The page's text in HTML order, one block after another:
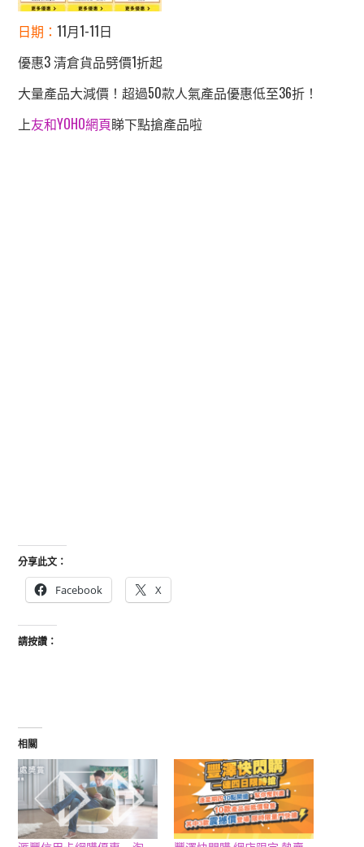
日期：11月1-11日
優惠3 清倉貨品劈價1折起
大量產品大減價！超過50款人氣產品優惠低至36折！
上友和YOHO網頁睇下點搶產品啦
分享此文：
Facebook X
請按讚：
相關